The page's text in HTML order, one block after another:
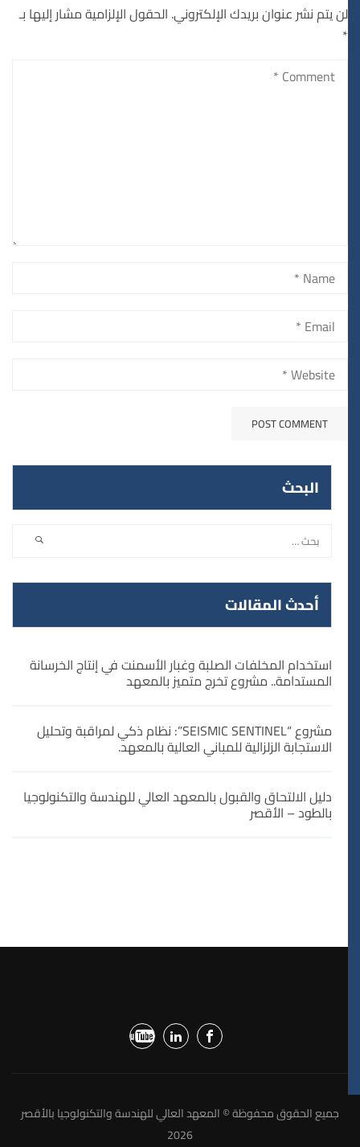
لن يتم نشر عنوان بريدك الإلكتروني. الحقول الإلزامية مشار إليها بـ
البحث
أحدث المقالات
استخدام المخلفات الصلبة وغبار الأسمنت في إنتاج الخرسانة
المستدامة.. مشروع تخرج متميز بالمعهد
مشروع “SEISMIC SENTINEL”: نظام ذكي لمراقبة وتحليل
الاستجابة الزلزالية للمباني العالية بالمعهد.
دليل الالتحاق والقبول بالمعهد العالي للهندسة والتكنولوجيا
بالطود – الأقصر
جميع الحقوق محفوظة © المعهد العالي للهندسة والتكنولوجيا بالأقصر
2026